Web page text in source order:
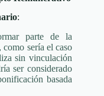
:
parte de la
sería el caso
sin vinculación
ser considerado
basada